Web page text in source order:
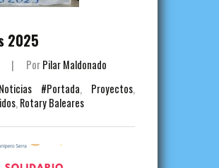
2025
| PorPilar Maldonado
Noticias #Portada, Proyectos,
, Rotary Baleares